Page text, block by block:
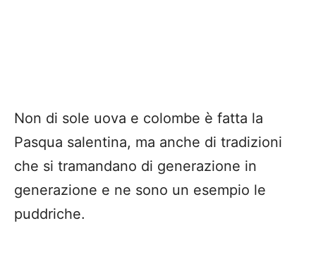
Non di sole uova e colombe è fatta la
Pasqua salentina, ma anche di tradizioni
che si tramandano di generazione in
generazione e ne sono un esempio le
puddriche.